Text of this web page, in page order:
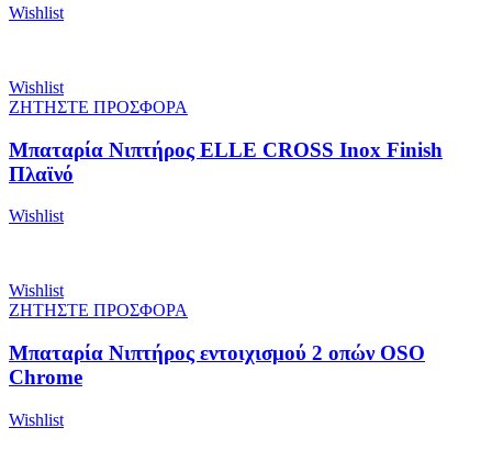
Wishlist
Wishlist
ΖΗΤΗΣΤΕ ΠΡΟΣΦΟΡΑ
Μπαταρία Νιπτήρος ELLE CROSS Inox Finish
Πλαϊνό
Wishlist
Wishlist
ΖΗΤΗΣΤΕ ΠΡΟΣΦΟΡΑ
Μπαταρία Νιπτήρος εντοιχισμού 2 οπών OSO
Chrome
Wishlist